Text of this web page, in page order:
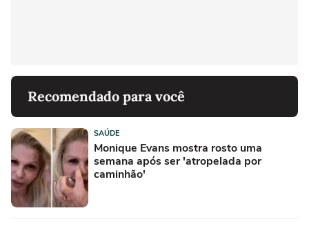
Recomendado para você
SAÚDE
Monique Evans mostra rosto uma
semana após ser 'atropelada por
caminhão'